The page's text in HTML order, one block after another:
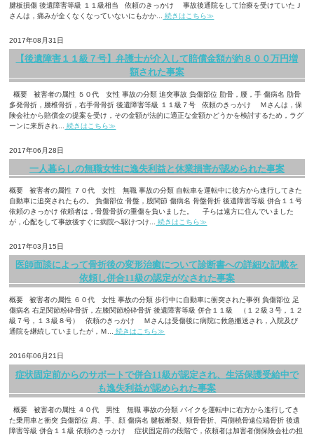
腱板損傷 後遺障害等級 １１級相当 依頼のきっかけ 事故後通院をして治療を受けていたＪ
さんは，痛みが全くなくなっていないにもかか...
続きはこちら≫
2017年08月31日
【後遺障害１１級７号】弁護士が介入して賠償金額が約８００万円増
額された事案
概要 被害者の属性 ５０代 女性 事故の分類 追突事故 負傷部位 肋骨，腰，手 傷病名 肋骨
多発骨折，腰椎骨折，右手骨骨折 後遺障害等級 １１級７号 依頼のきっかけ Ｍさんは，保
険会社から賠償金の提案を受け，その金額が法的に適正な金額かどうかを検討するため，ラグ
ーンに来所され...
続きはこちら≫
2017年06月28日
一人暮らしの無職女性に逸失利益と休業損害が認められた事案
概要 被害者の属性 ７０代 女性 無職 事故の分類 自転車を運転中に後方から進行してきた
自動車に追突されたもの。 負傷部位 骨盤，股関節 傷病名 骨盤骨折 後遺障害等級 併合１１号
依頼のきっかけ 依頼者は，骨盤骨折の重傷を負いました。 子らは遠方に住んでいました
が，心配をして事故後すぐに病院へ駆けつけ...
続きはこちら≫
2017年03月15日
医師面談によって骨折後の変形治癒について診断書への詳細な記載を
依頼し併合11級の認定がなされた事案
概要 被害者の属性 ６０代 女性 事故の分類 歩行中に自動車に衝突された事例 負傷部位 足
傷病名 右足関節粉砕骨折，左膝関節粉砕骨折 後遺障害等級 併合１１級 （１２級３号，１２
級７号，１３級８号） 依頼のきっかけ Ｍさんは受傷後に病院に救急搬送され，入院及び
通院を継続していましたが，Ｍ... 続きはこちら≫
2016年06月21日
症状固定前からのサポートで併合11級が認定され、生活保護受給中で
も逸失利益が認められた事案
概要 被害者の属性 ４０代 男性 無職 事故の分類 バイクを運転中に右方から進行してき
た乗用車と衝突 負傷部位 肩、手、顔 傷病名 腱板断裂、頬骨骨折、両側橈骨遠位端骨折 後遺
障害等級 併合１１級 依頼のきっかけ 症状固定前の段階で，依頼者は加害者側保険会社の担